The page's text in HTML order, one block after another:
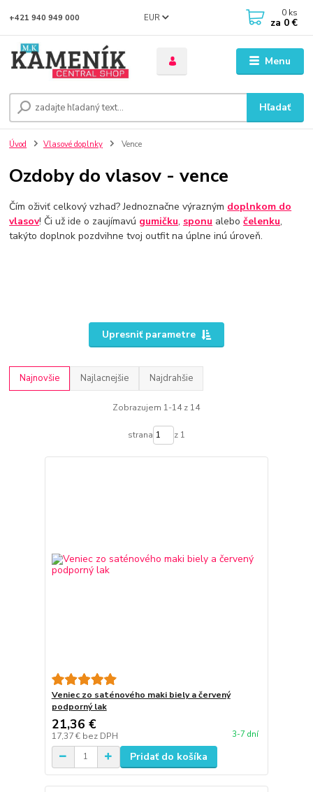
Menu
EUR
Hľadať
+421 940 949 000 0 ks
za 0 €
Úvod Vlasové doplnky Vence
Ozdoby do vlasov - vence
Čím oživiť celkový vzhad? Jednoznačne výrazným doplnkom do
vlasov! Či už ide o zaujímavú gumičku, sponu alebočelenku,
takýto doplnok pozdvihne tvoj outfit na úplne inú úroveň.
Upresniť parametre
Najnovšie Najlacnejšie Najdrahšie
Zobrazujem 1-14 z 14
strana z 1
Veniec zo saténového maki biely a červený
podporný lak
21,36 €
17,37 € bez DPH 3-7 dní
Pridať do košíka